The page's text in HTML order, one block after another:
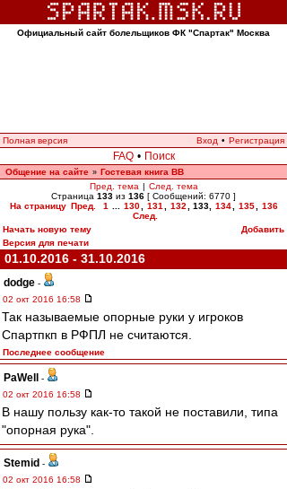
Официальный сайт болельщиков ФК "Спартак" Москва
Полная версия Вход • Регистрация
FAQ • Поиск
Общение на сайте » Гостевая книга ВВ
Пред. тема | След. тема
Страница 133 из 136 [ Сообщений: 6770 ]
На страницу Пред. 1 130 131 132 133, 134 135
136
След.
Начать новую тему
Добавить
Версия для печати
01.10.2016 - 31.10.2016
dodge -
02 окт 2016 16:58
Так называемые опорные руки у игроков
Спартпкп в РФПЛ не считаются.
Последнее сообщение
PaWell
-
02 окт 2016 16:58
В нашу пользу как-то такой не поставили, типа
"опорная рука".
Stemid -
02 окт 2016 16:58